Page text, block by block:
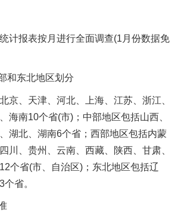
计报表按月进行全面调查(1月份数据免
和东北地区划分
京、天津、河北、上海、江苏、浙江、
海南10个省(市)；中部地区包括山西、
湖北、湖南6个省；西部地区包括内蒙
川、贵州、云南、西藏、陕西、甘肃、
个省(市、自治区)；东北地区包括辽
省。